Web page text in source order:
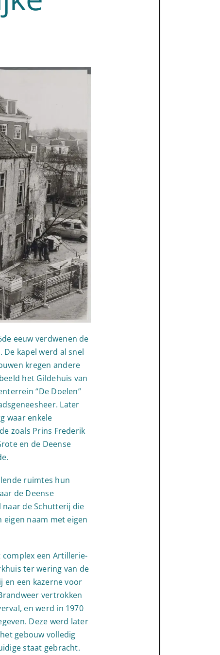
eeuw verdwenen de
kapel werd al snel
kregen andere
het Gildehuis van
“De Doelen”
Later
waar enkele
zoals Prins Frederik
en de Deense
ruimtes hun
de Deense
naar de Schutterij die
eigen naam met eigen
complex een Artillerie-
ter wering van de
en een kazerne voor
vertrokken
en werd in 1970
Deze werd later
gebouw volledig
staat gebracht.